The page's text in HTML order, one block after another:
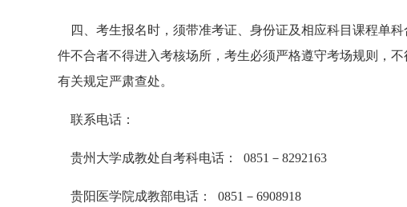
四、考生报名时，须带准考证、身份证及相应科目课程单
件不合者不得进入考核场所，考生必须严格遵守考场规则，
有关规定严肃查处。
联系电话：
贵州大学成教处自考科电话： 0851－8292163
贵阳医学院成教部电话： 0851－6908918